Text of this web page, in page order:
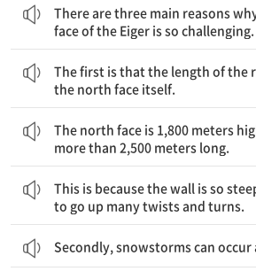
There are three main reasons
face of the Eiger is so challenging.
The first is that the length of the
the north face itself.
The north face is 1,800 meters
more than 2,500 meters long.
This is because the wall is so
to go up many twists and turns.
Secondly, snowstorms can occur